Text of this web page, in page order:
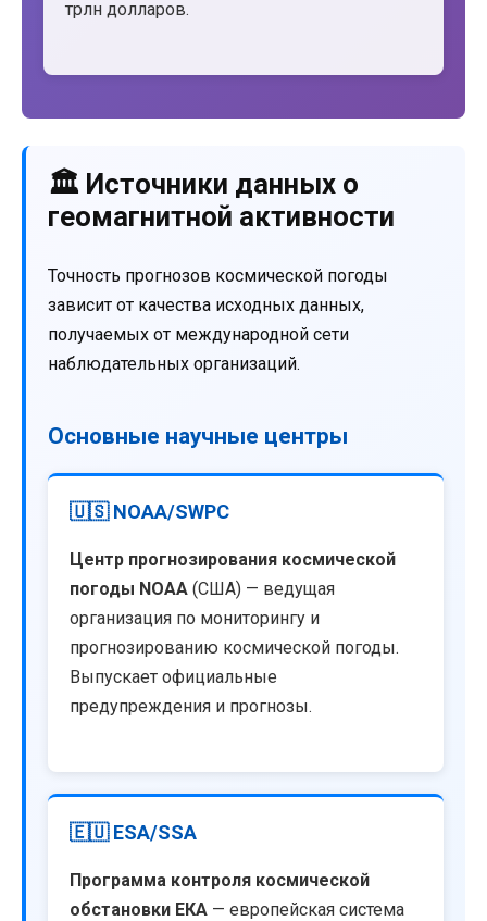
трлн долларов.
🏛️ Источники данных о
геомагнитной активности
Точность прогнозов космической погоды
зависит от качества исходных данных,
получаемых от международной сети
наблюдательных организаций.
Основные научные центры
🇺🇸 NOAA/SWPC
Центр прогнозирования космической
погоды NOAA (США) — ведущая
организация по мониторингу и
прогнозированию космической погоды.
Выпускает официальные
предупреждения и прогнозы.
🇪🇺 ESA/SSA
Программа контроля космической
обстановки ЕКА — европейская система